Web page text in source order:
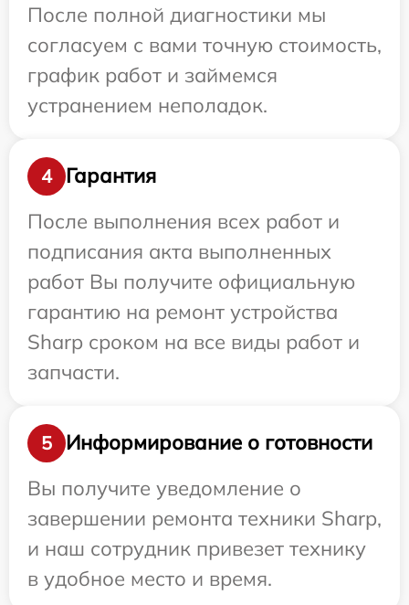
После полной диагностики мы
согласуем с вами точную стоимость,
график работ и займемся
устранением неполадок.
4
Гарантия
После выполнения всех работ и
подписания акта выполненных
работ Вы получите официальную
гарантию на ремонт устройства
Sharp сроком на все виды работ и
запчасти.
5
Информирование о готовности
Вы получите уведомление о
завершении ремонта техники Sharp,
и наш сотрудник привезет технику
в удобное место и время.